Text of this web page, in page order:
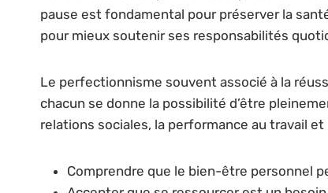
pause est fondamental pour préserver la
pour mieux soutenir ses responsabilités
Le perfectionnisme souvent associé à la
chacun se donne la possibilité d’être
relations sociales, la performance au travail
Comprendre que le bien-être personnel